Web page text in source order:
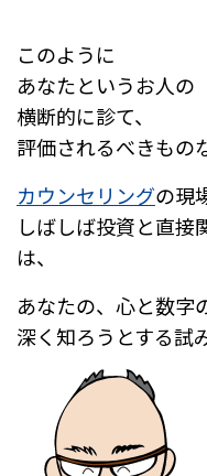
このように
あなたというお人の
横断的に診て、
評価されるべきもの
カウンセリングの現
しばしば投資と直接
は、
あなたの、心と数字
深く知ろうとする試